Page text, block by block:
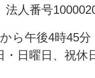
法人番号
ら午後4時45分
・日曜日、祝